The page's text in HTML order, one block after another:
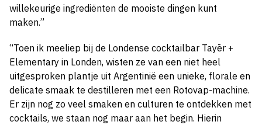
willekeurige ingrediënten de mooiste dingen kunt
maken.”
“Toen ik meeliep bij de Londense cocktailbar Tayēr +
Elementary in Londen, wisten ze van een niet heel
uitgesproken plantje uit Argentinië een unieke, florale en
delicate smaak te destilleren met een Rotovap-machine.
Er zijn nog zo veel smaken en culturen te ontdekken met
cocktails, we staan nog maar aan het begin. Hierin